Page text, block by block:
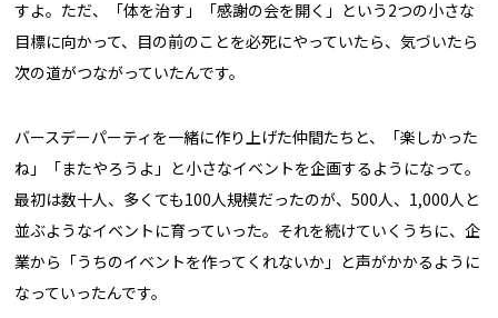
すよ。ただ、「体を治す」「感謝の会を開く」という2つの小さな
目標に向かって、目の前のことを必死にやっていたら、気づいたら
次の道がつながっていたんです。
バースデーパーティを一緒に作り上げた仲間たちと、「楽しかった
ね」「またやろうよ」と小さなイベントを企画するようになって。
最初は数十人、多くても100人規模だったのが、500人、1,000人と
並ぶようなイベントに育っていった。それを続けていくうちに、企
業から「うちのイベントを作ってくれないか」と声がかかるように
なっていったんです。